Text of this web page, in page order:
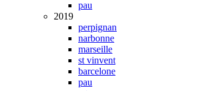
pau
2019
perpignan
narbonne
marseille
st vinvent
barcelone
pau